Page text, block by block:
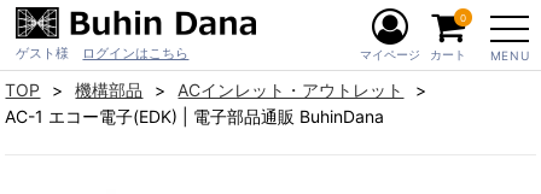
ゲスト様 ログインはこちら MENU
マイページ カート
0
TOP 機構部品
ACインレット・アウトレット
AC-1 エコー電子(EDK) | 電子部品通販 BuhinDana